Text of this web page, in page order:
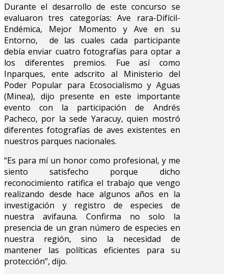
Durante el desarrollo de este concurso se
evaluaron tres categorías: Ave rara-Difícil-
Endémica, Mejor Momento y Ave en su
Entorno, de las cuales cada participante
debía enviar cuatro fotografías para optar a
los diferentes premios. Fue así como
Inparques, ente adscrito al Ministerio del
Poder Popular para Ecosocialismo y Aguas
(Minea), dijo presente en este importante
evento con la participación de Andrés
Pacheco, por la sede Yaracuy, quien mostró
diferentes fotografías de aves existentes en
nuestros parques nacionales.
“Es para mí un honor como profesional, y me
siento satisfecho porque dicho
reconocimiento ratifica el trabajo que vengo
realizando desde hace algunos años en la
investigación y registro de especies de
nuestra avifauna. Confirma no solo la
presencia de un gran número de especies en
nuestra región, sino la necesidad de
mantener las políticas eficientes para su
protección”, dijo.